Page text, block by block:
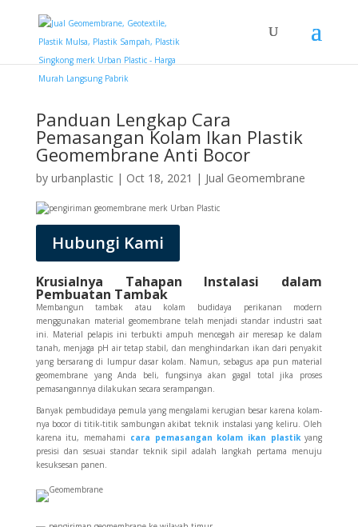
Panduan Lengkap Cara
Pemasangan Kolam Ikan Plastik
Geomembrane Anti Bocor
by urbanplastic| Oct 18, 2021 | Jual Geomembrane
Hubungi Kami
Krusialnya Tahapan Instalasi dalam
Pembuatan Tambak
Membangun tambak atau kolam budidaya perikanan modern
menggunakan material geomembrane telah menjadi standar industri saat
ini. Material pelapis ini terbukti ampuh mencegah air meresap ke dalam
tanah, menjaga pH air tetap stabil, dan menghindarkan ikan dari penyakit
yang bersarang di lumpur dasar kolam. Namun, sebagus apa pun material
geomembrane yang Anda beli, fungsinya akan gagal total jika proses
pemasangannya dilakukan secara serampangan.
Banyak pembudidaya pemula yang mengalami kerugian besar karena kolam-
nya bocor di titik-titik sambungan akibat teknik instalasi yang keliru. Oleh
karena itu, memahami cara pemasangan kolam ikan plastikyang
presisi dan sesuai standar teknik sipil adalah langkah pertama menuju
kesuksesan panen.